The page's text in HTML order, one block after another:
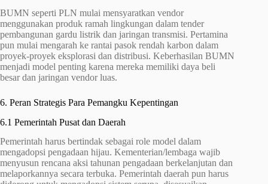
BUMN seperti PLN mulai mensyaratkan vendor
menggunakan produk ramah lingkungan dalam tender
pembangunan gardu listrik dan jaringan transmisi. Pertamina
pun mulai mengarah ke rantai pasok rendah karbon dalam
proyek-proyek eksplorasi dan distribusi. Keberhasilan BUMN
menjadi model penting karena mereka memiliki daya beli
besar dan jaringan vendor luas.
6. Peran Strategis Para Pemangku Kepentingan
6.1 Pemerintah Pusat dan Daerah
Pemerintah harus bertindak sebagai role model dalam
mengadopsi pengadaan hijau. Kementerian/lembaga wajib
menyusun rencana aksi tahunan pengadaan berkelanjutan dan
melaporkannya secara terbuka. Pemerintah daerah pun harus